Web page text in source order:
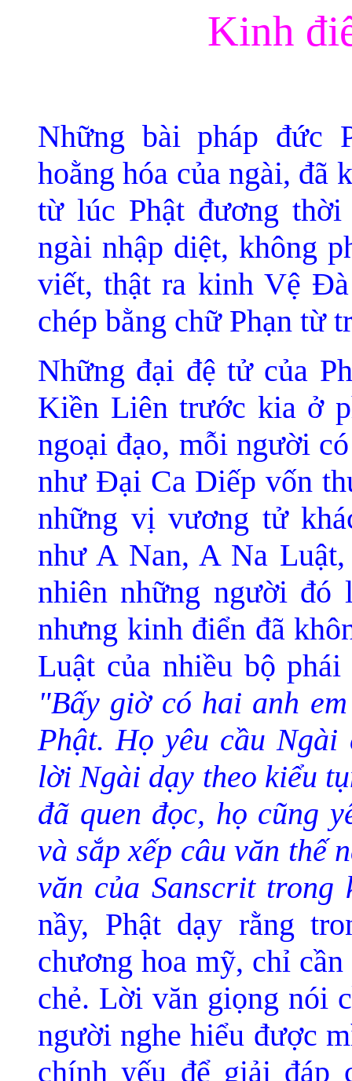
Kinh
Những bài pháp đức
hoằng hóa của ngài, đã
từ lúc Phật đương
ngài nhập diệt, không
viết, thật ra kinh Vệ
chép bằng chữ Phạn từ
Những đại đệ tử của
Kiền Liên trước kia ở
ngoại đạo, mỗi người
như Ðại Ca Diếp vốn
những vị vương tử
như A Nan, A Na
nhiên những người đó
nhưng kinh điển đã
Luật của nhiều bộ
"Bấy giờ có hai anh
Phật. Họ yêu cầu Ngài
lời Ngài dạy theo kiểu
đã quen đọc, họ cũng
và sắp xếp câu văn thế
văn của Sanscrit trong
nầy, Phật dạy rằng
chương hoa mỹ, chỉ
chẻ. Lời văn giọng nói
người nghe hiểu được
chính yếu để giải đáp